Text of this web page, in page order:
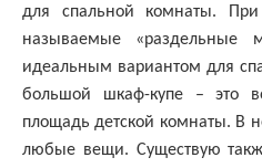
для спальной комнаты.
называемые «раздельные
идеальным вариантом для
большой шкаф-купе – это
площадь детской комнаты. В
любые вещи. Существую